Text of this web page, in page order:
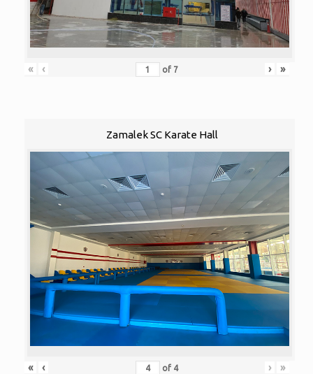
« ‹ of 7 › »
Zamalek SC Karate Hall
« ‹ of 4 › »